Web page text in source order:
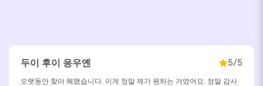
두이 후이 응우옌 5/5
오랫동안 찾아 헤맸습니다. 이게 정말 제가 원하는 거였어요. 정말 감사